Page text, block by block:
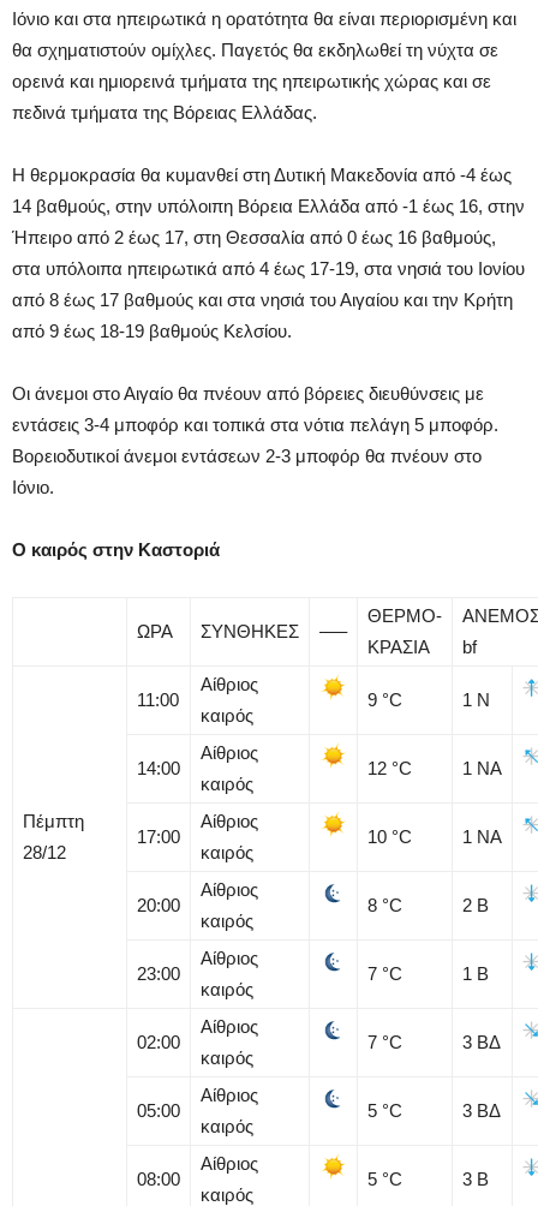
Ιόνιο και στα ηπειρωτικά η ορατότητα θα είναι περιορισμένη και
θα σχηματιστούν ομίχλες. Παγετός θα εκδηλωθεί τη νύχτα σε
ορεινά και ημιορεινά τμήματα της ηπειρωτικής χώρας και σε
πεδινά τμήματα της Βόρειας Ελλάδας.
Η θερμοκρασία θα κυμανθεί στη Δυτική Μακεδονία από -4 έως
14 βαθμούς, στην υπόλοιπη Βόρεια Ελλάδα από -1 έως 16, στην
Ήπειρο από 2 έως 17, στη Θεσσαλία από 0 έως 16 βαθμούς,
στα υπόλοιπα ηπειρωτικά από 4 έως 17-19, στα νησιά του Ιονίου
από 8 έως 17 βαθμούς και στα νησιά του Αιγαίου και την Κρήτη
από 9 έως 18-19 βαθμούς Κελσίου.
Οι άνεμοι στο Αιγαίο θα πνέουν από βόρειες διευθύνσεις με
εντάσεις 3-4 μποφόρ και τοπικά στα νότια πελάγη 5 μποφόρ.
Βορειοδυτικοί άνεμοι εντάσεων 2-3 μποφόρ θα πνέουν στο
Ιόνιο.
Ο καιρός στην Καστοριά
ΩΡΑ ΣΥΝΘΗΚΕΣ —–
ΘΕΡΜΟ-
ΚΡΑΣΙΑ
bf
Πέμπτη
28/12
11:00
Αίθριος
καιρός
9 °C 1 Ν
14:00
Αίθριος
καιρός
12 °C 1 ΝΑ
17:00
Αίθριος
καιρός
10 °C 1 ΝΑ
20:00
Αίθριος
καιρός
8 °C 2 Β
23:00
Αίθριος
καιρός
7 °C 1 Β
02:00
Αίθριος
καιρός
7 °C 3 ΒΔ
05:00
Αίθριος
καιρός
5 °C 3 ΒΔ
08:00
Αίθριος
καιρός
5 °C 3 Β